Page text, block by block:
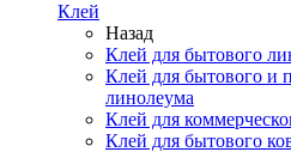
Клей
Назад
Клей для бытового
Клей для бытового и
линолеума
Клей для
Клей для бытового